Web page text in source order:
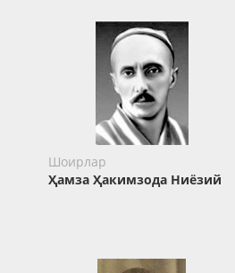
Шоирлар
Ҳамза Ҳакимзода Ниёзий